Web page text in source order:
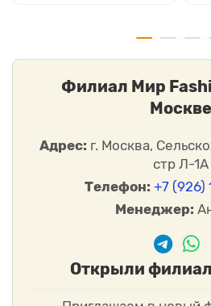
Филиал Мир
Москве
Адрес: г. Москва,
стр Л-1А
Телефон: +7
Менеджер:
Открыли